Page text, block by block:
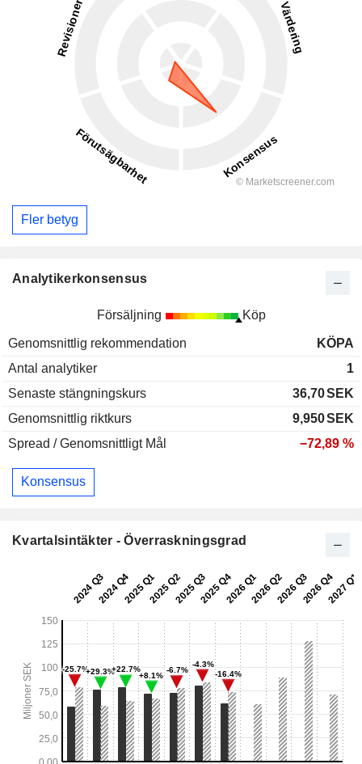
Fler betyg
Analytikerkonsensus
Försäljning Köp
Genomsnittlig rekommendation
KÖPA
Antal analytiker
1
Senaste stängningskurs
36,70SEK
Genomsnittlig riktkurs
9,950SEK
Spread / Genomsnittligt Mål
−72,89 %
Konsensus
Kvartalsintäkter - Överraskningsgrad